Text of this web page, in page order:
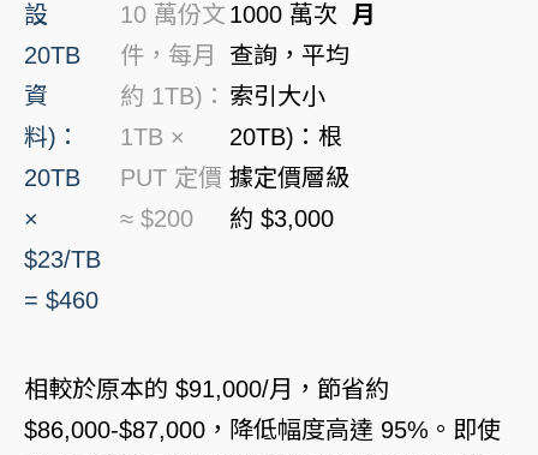
設
20TB
資
料)：
20TB
×
$23/TB
= $460
10 萬份文
件，每月
約 1TB)：
1TB ×
PUT 定價
≈ $200
1000 萬次
查詢，平均
索引大小
20TB)：根
據定價層級
約 $3,000
月
相較於原本的 $91,000/月，節省約
$86,000-$87,000，降低幅度高達 95%。即使